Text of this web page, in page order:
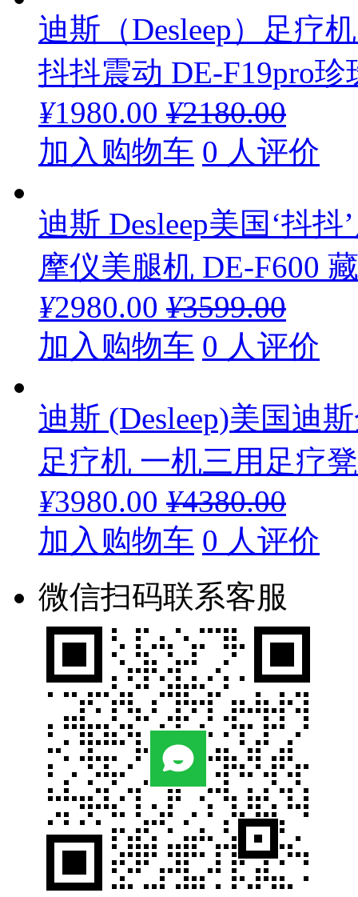
迪斯（Desleep）足疗
抖抖震动 DE-F19pro珍
¥1980.00 ¥2180.00
加入购物车 0 人评价
迪斯 Desleep美国‘抖
摩仪美腿机 DE-F600
¥2980.00 ¥3599.00
加入购物车 0 人评价
迪斯 (Desleep)美国迪
足疗机 一机三用足疗
¥3980.00 ¥4380.00
加入购物车 0 人评价
微信扫码联系客服